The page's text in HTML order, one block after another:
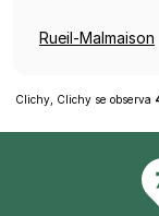
Rueil-Malmaison
Clichy, Clichyse observa